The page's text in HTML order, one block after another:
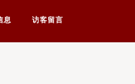
息 访客留言